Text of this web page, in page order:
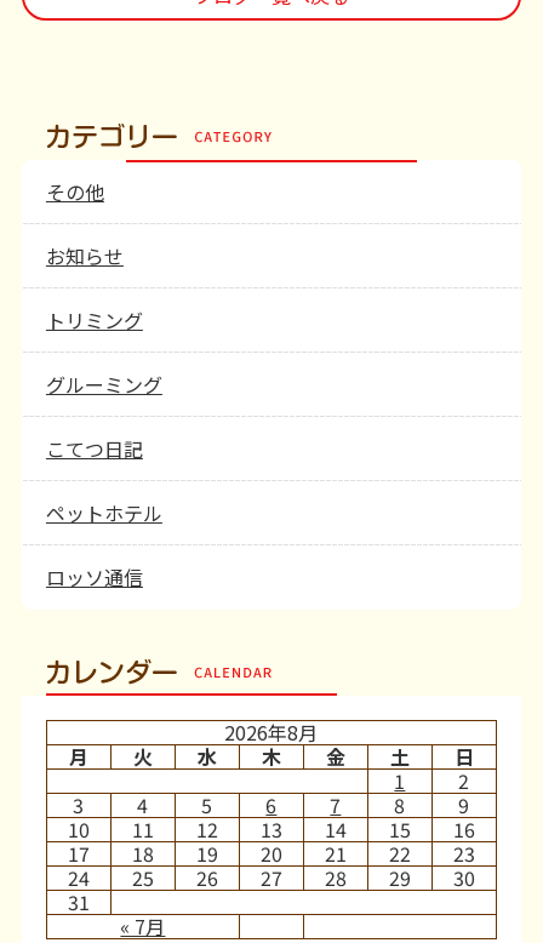
その他
お知らせ
トリミング
グルーミング
こてつ日記
ペットホテル
ロッソ通信
カレンダー
2026年8月
月
火 水 木 金 土 日
« 7月
1
2
3
4 5 6 7 8
9
10
11 12 13 14 15
16
17
18 19 20 21 22
23
24
25 26 27 28 29
30
31